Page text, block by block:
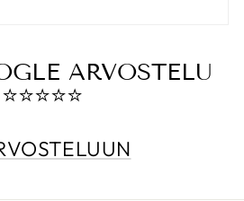
ARVOSTELU
⭐️⭐️⭐️⭐️⭐️